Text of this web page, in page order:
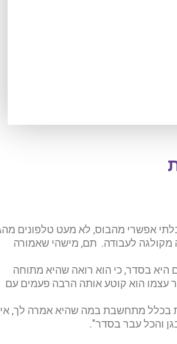
אפשרי מהבוס, לא מעט טלפונים
מקולגה לעבודה. תם, מישהי שאמורה
בסדר, כי הוא רואה שהיא מתוחה
עצמו הוא קוטע אותה הרבה פעמים עם
בכלל מתחשבת במה שהיא אמרה לך,
והכל עבר בסדר".